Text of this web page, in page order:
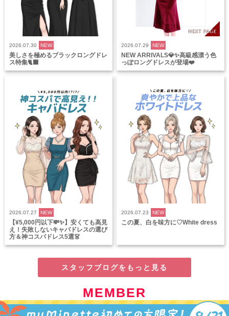
2026.07.30 NEW
美しさを極めるブラックロングドレ
ス特集🐈‍⬛
2026.07.29 NEW
NEW ARRIVALS💎✨高級感漂う色
っぽロングドレスが登場❤️
2026.07.27 NEW
【¥5,000円以下💸✨】安くても高見
え！失敗しないキャバドレスの選び
方＆神コスパドレス5選👗
2026.07.23 NEW
この夏、白を味方に♡White dress
スタッフブログをもっと見る
MEMBER